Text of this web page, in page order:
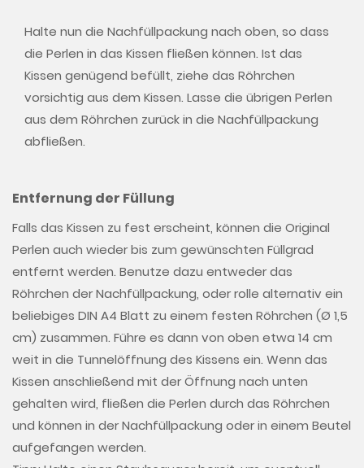
Halte nun die Nachfüllpackung nach oben, so dass
die Perlen in das Kissen fließen können. Ist das
Kissen genügend befüllt, ziehe das Röhrchen
vorsichtig aus dem Kissen. Lasse die übrigen Perlen
aus dem Röhrchen zurück in die Nachfüllpackung
abfließen.
Entfernung der Füllung
Falls das Kissen zu fest erscheint, können die Original
Perlen auch wieder bis zum gewünschten Füllgrad
entfernt werden. Benutze dazu entweder das
Röhrchen der Nachfüllpackung, oder rolle alternativ ein
beliebiges DIN A4 Blatt zu einem festen Röhrchen (Ø 1,5
cm) zusammen. Führe es dann von oben etwa 14 cm
weit in die Tunnelöffnung des Kissens ein. Wenn das
Kissen anschließend mit der Öffnung nach unten
gehalten wird, fließen die Perlen durch das Röhrchen
und können in der Nachfüllpackung oder in einem Beutel
aufgefangen werden.